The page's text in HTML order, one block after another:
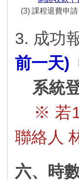
(3) 課程退費申
3. 成功
前一天)
系統
※ 若
聯絡人
六、時